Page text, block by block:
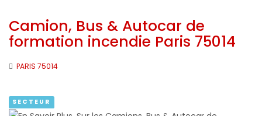
Camion, Bus & Autocar de
formation incendie Paris 75014
PARIS 75014
SECTEUR